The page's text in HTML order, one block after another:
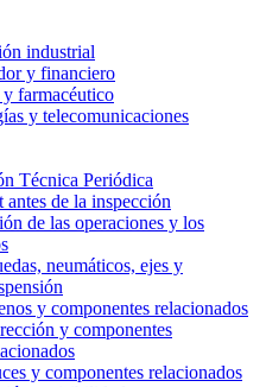
industrial
y financiero
farmacéutico
y telecomunicaciones
Técnica Periódica
antes de la inspección
de las operaciones y los
neumáticos, ejes y
y componentes relacionados
y componentes
y componentes relacionados